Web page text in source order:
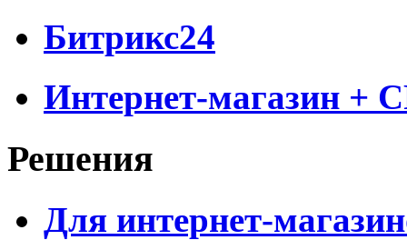
Битрикс24
Интернет-магазин +
Решения
Для интернет-